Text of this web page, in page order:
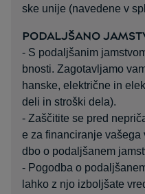
ske unije (navedene v
PODALJŠANO
- S podaljšanim
bnosti. Zagotavljamo
hanske, električne in
deli in stroški dela).
- Zaščitite se pred
e za financiranje
dbo o podaljšanem
- Pogodba o
lahko z njo izboljšate